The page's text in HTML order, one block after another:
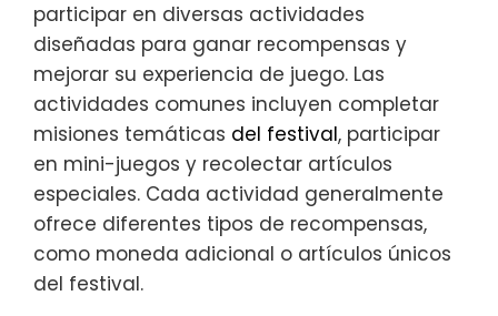
participar en diversas actividades
diseñadas para ganar recompensas y
mejorar su experiencia de juego. Las
actividades comunes incluyen completar
misiones temáticas del festival, participar
en mini-juegos y recolectar artículos
especiales. Cada actividad generalmente
ofrece diferentes tipos de recompensas,
como moneda adicional o artículos únicos
del festival.